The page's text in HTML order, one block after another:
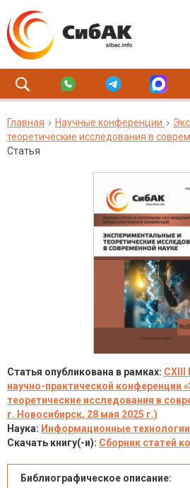
Главная Научные конференции
теоретические исследования в
Статья
Статья опубликована в рамках:
научно-практической конференции
теоретические исследования в
г. Новосибирск, 28 мая 2025 г.)
Наука: Информационные технологии
Скачать книгу(-и): Сборник статей
Библиографическое описание: